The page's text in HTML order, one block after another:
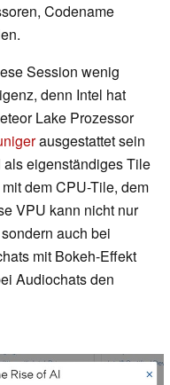
Codename
Session wenig
denn Intel hat
Lake Prozessor
ausgestattet sein
eigenständiges Tile
dem CPU-Tile, dem
VPU kann nicht nur
auch bei
mit Bokeh-Effekt
Audiochats den